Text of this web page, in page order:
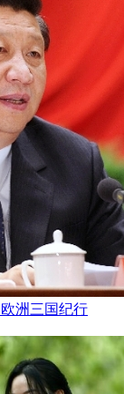
洲三国纪行